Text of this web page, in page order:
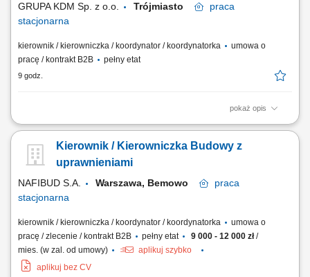
GRUPA KDM Sp. z o.o. Trójmiasto
praca
stacjonarna
kierownik / kierowniczka / koordynator / koordynatorka
umowa o
pracę / kontrakt B2B
pełny etat
9 godz.
pokaż opis
Twój zakres obowiązków Prowadzenie budowy w sposób zgodny z
realizowanych projektach budowlanych / instalacyjnych wyznaczonych
celów Bezpośredni nadzór nad podwykonawcami wykonującymi roboty
Kierownik / Kierowniczka Budowy z
uprawnieniami
NAFIBUD S.A. Warszawa, Bemowo
praca
stacjonarna
kierownik / kierowniczka / koordynator / koordynatorka
umowa o
pracę / zlecenie / kontrakt B2B
pełny etat 9 000 - 12 000 zł/
mies. (w zal. od umowy)
aplikuj szybko
aplikuj bez CV